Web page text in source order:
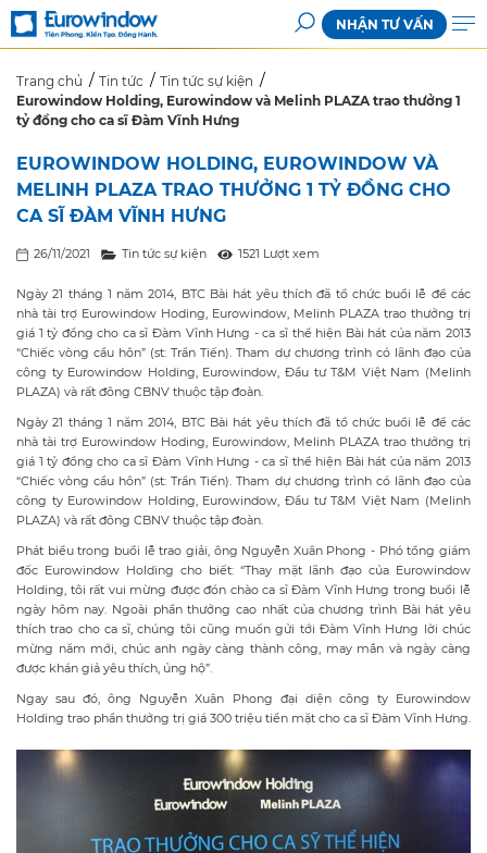
NHẬN TƯ VẤN
Trang chủ Tin tức
Tin tức sự kiện
Eurowindow Holding, Eurowindow và Melinh PLAZA trao thưởng 1
tỷ đồng cho ca sĩ Đàm Vĩnh Hưng
EUROWINDOW HOLDING, EUROWINDOW VÀ
MELINH PLAZA TRAO THƯỞNG 1 TỶ ĐỒNG CHO
CA SĨ ĐÀM VĨNH HƯNG
26/11/2021 Tin tức sự kiện 1521 Lượt xem
Ngày 21 tháng 1 năm 2014, BTC Bài hát yêu thích đã tổ chức buổi lễ để các
nhà tài trợ Eurowindow Hoding, Eurowindow, Melinh PLAZA trao thưởng trị
giá 1 tỷ đồng cho ca sĩ Đàm Vĩnh Hưng - ca sĩ thể hiện Bài hát của năm 2013
“Chiếc vòng cầu hôn” (st: Trần Tiến). Tham dự chương trình có lãnh đạo của
công ty Eurowindow Holding, Eurowindow, Đầu tư T&M Việt Nam (Melinh
PLAZA) và rất đông CBNV thuộc tập đoàn.
Ngày 21 tháng 1 năm 2014, BTC Bài hát yêu thích đã tổ chức buổi lễ để các
nhà tài trợ Eurowindow Hoding, Eurowindow, Melinh PLAZA trao thưởng trị
giá 1 tỷ đồng cho ca sĩ Đàm Vĩnh Hưng - ca sĩ thể hiện Bài hát của năm 2013
“Chiếc vòng cầu hôn” (st: Trần Tiến). Tham dự chương trình có lãnh đạo của
công ty Eurowindow Holding, Eurowindow, Đầu tư T&M Việt Nam (Melinh
PLAZA) và rất đông CBNV thuộc tập đoàn.
Phát biểu trong buổi lễ trao giải, ông Nguyễn Xuân Phong - Phó tổng giám
đốc Eurowindow Holding cho biết: “Thay mặt lãnh đạo của Eurowindow
Holding, tôi rất vui mừng được đón chào ca sĩ Đàm Vĩnh Hưng trong buổi lễ
ngày hôm nay. Ngoài phần thưởng cao nhất của chương trình Bài hát yêu
thích trao cho ca sĩ, chúng tôi cũng muốn gửi tới Đàm Vĩnh Hưng lời chúc
mừng năm mới, chúc anh ngày càng thành công, may mắn và ngày càng
được khán giả yêu thích, ủng hộ”.
Ngay sau đó, ông Nguyễn Xuân Phong đại diện công ty Eurowindow
Holding trao phần thưởng trị giá 300 triệu tiền mặt cho ca sĩ Đàm Vĩnh Hưng.